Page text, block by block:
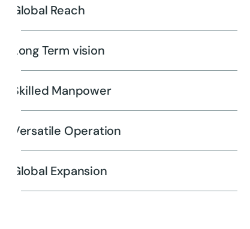
Global Reach
Long Term vision
Skilled Manpower
Versatile Operation
Global Expansion